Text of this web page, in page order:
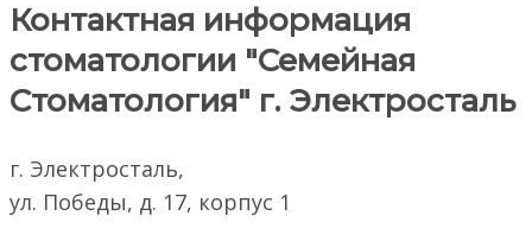
Контактная информация
стоматологии "Семейная
Стоматология" г. Электросталь
г. Электросталь,
ул. Победы, д. 17, корпус 1